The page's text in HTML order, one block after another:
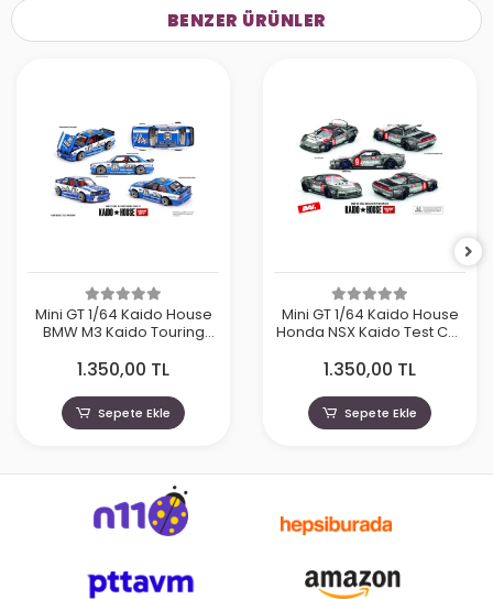
BENZER ÜRÜNLER
Mini GT 1/64 Kaido House
BMW M3 Kaido Touring
1.350,00 TL
Sepete Ekle
Mini GT 1/64 Kaido House
Honda NSX Kaido Test Car
1.350,00 TL
Sepete Ekle